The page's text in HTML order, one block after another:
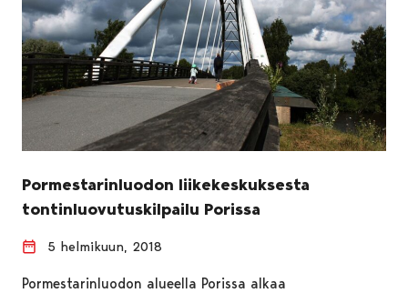
Pormestarinluodon liikekeskuksesta
tontinluovutuskilpailu Porissa
5 helmikuun, 2018
Pormestarinluodon alueella Porissa alkaa